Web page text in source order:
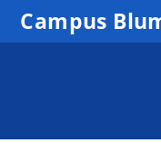
Campus